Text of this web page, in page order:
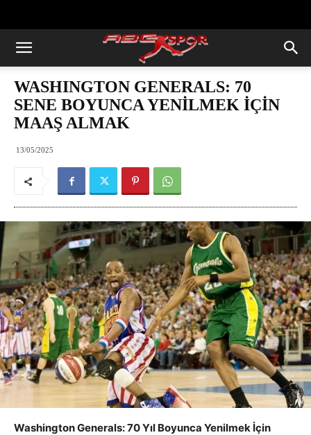
WASHINGTON GENERALS: 70
SENE BOYUNCA YENİLMEK İÇİN
MAAŞ ALMAK
13/05/2025
Washington Generals: 70 Yıl Boyunca Yenilmek İçin